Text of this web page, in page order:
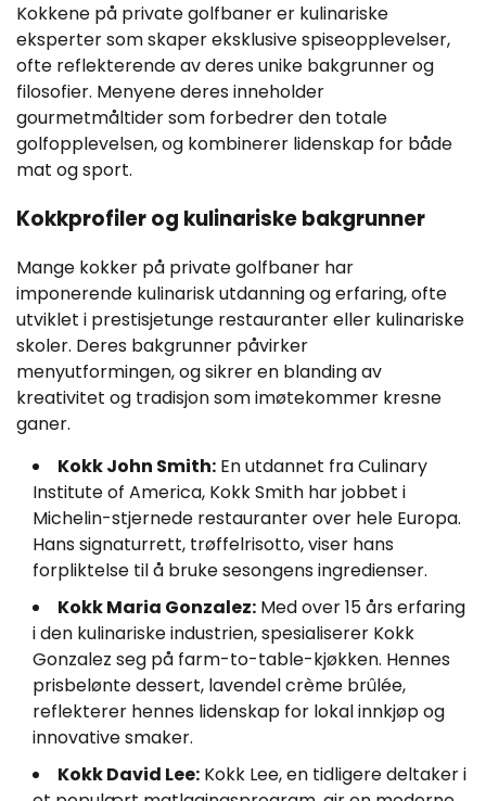
Kokkene på private golfbaner er kulinariske
eksperter som skaper eksklusive spiseopplevelser,
ofte reflekterende av deres unike bakgrunner og
filosofier. Menyene deres inneholder
gourmetmåltider som forbedrer den totale
golfopplevelsen, og kombinerer lidenskap for både
mat og sport.
Kokkprofiler og kulinariske bakgrunner
Mange kokker på private golfbaner har
imponerende kulinarisk utdanning og erfaring, ofte
utviklet i prestisjetunge restauranter eller kulinariske
skoler. Deres bakgrunner påvirker
menyutformingen, og sikrer en blanding av
kreativitet og tradisjon som imøtekommer kresne
ganer.
Kokk John Smith: En utdannet fra Culinary
Institute of America, Kokk Smith har jobbet i
Michelin-stjernede restauranter over hele Europa.
Hans signaturrett, trøffelrisotto, viser hans
forpliktelse til å bruke sesongens ingredienser.
Kokk Maria Gonzalez: Med over 15 års erfaring
i den kulinariske industrien, spesialiserer Kokk
Gonzalez seg på farm-to-table-kjøkken. Hennes
prisbelønte dessert, lavendel crème brûlée,
reflekterer hennes lidenskap for lokal innkjøp og
innovative smaker.
Kokk David Lee: Kokk Lee, en tidligere deltaker i